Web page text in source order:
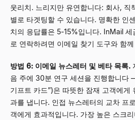
웃리치. 느리지만 유연합니다: 회사, 직
별로 타겟팅할 수 있습니다. 명확한 인
치의 응답률은 5-15%입니다. InMail 세
로 연락하려면 이메일 찾기 도구와 함
방법 6: 이메일 뉴스레터 및 베타 목록.
음 주에 30분 연구 세션을 진행합니다
기프트 카드”)은 따뜻한 잠재 고객에게
과를 냅니다. 인접 뉴스레터의 교차 프
객에게 효과적입니다. 가장 높은 스크